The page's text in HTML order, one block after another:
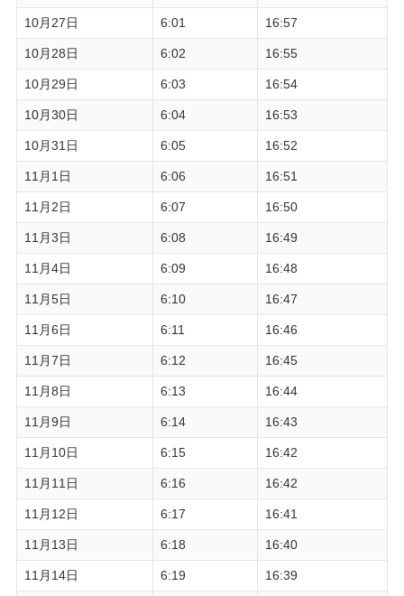
10月27日 6:01 16:57
10月28日 6:02 16:55
10月29日 6:03 16:54
10月30日 6:04 16:53
10月31日 6:05 16:52
11月1日 6:06 16:51
11月2日 6:07 16:50
11月3日 6:08 16:49
11月4日 6:09 16:48
11月5日 6:10 16:47
11月6日 6:11 16:46
11月7日 6:12 16:45
11月8日 6:13 16:44
11月9日 6:14 16:43
11月10日 6:15 16:42
11月11日 6:16 16:42
11月12日 6:17 16:41
11月13日 6:18 16:40
11月14日 6:19 16:39